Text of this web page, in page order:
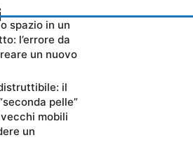
spazio in un
l’errore da
un nuovo
il
pelle”
mobili
un